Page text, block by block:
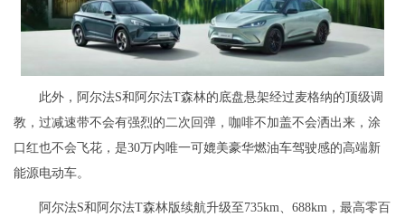
此外，阿尔法S和阿尔法T森林的底盘悬架经过麦格纳的顶级调
教，过减速带不会有强烈的二次回弹，咖啡不加盖不会洒出来，涂
口红也不会飞花，是30万内唯一可媲美豪华燃油车驾驶感的高端新
能源电动车。
阿尔法S和阿尔法T森林版续航升级至735km、688km，最高零百